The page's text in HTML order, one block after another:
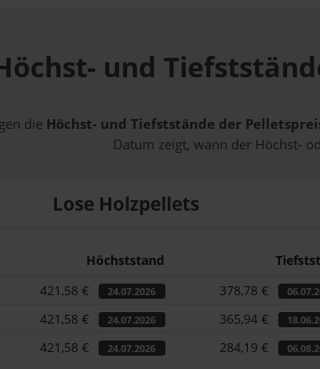
und
die Höchst- und Tiefststände der
Datum zeigt, wann der Höchst-
Lose Holzpellets
Höchststand
421,58 € 24.07.2026 378,78 €
421,58 € 24.07.2026 365,94 €
421,58 € 24.07.2026 284,19 €